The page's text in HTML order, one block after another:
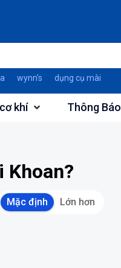
wynn's dụng cụ mài
khí Thông Báo
Khoan?
Mặc định Lớn hơn